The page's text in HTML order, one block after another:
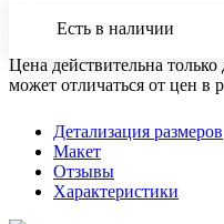
Есть в наличии
Цена действительна
может отличаться от цен в
Детализация размеров
Макет
Отзывы
Характеристики